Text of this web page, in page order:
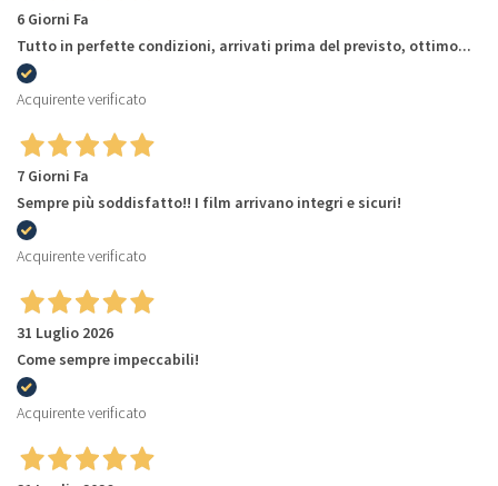
6 Giorni Fa
Tutto in perfette condizioni, arrivati prima del previsto, ottimo...
Acquirente verificato
7 Giorni Fa
Sempre più soddisfatto!! I film arrivano integri e sicuri!
Acquirente verificato
31 Luglio 2026
Come sempre impeccabili!
Acquirente verificato